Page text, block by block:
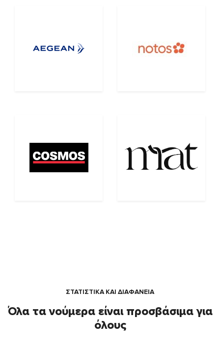
ΣΤΑΤΙΣΤΙΚΑ ΚΑΙ ΔΙΑΦΑΝΕΙΑ
Όλα τα νούμερα είναι προσβάσιμα για
όλους